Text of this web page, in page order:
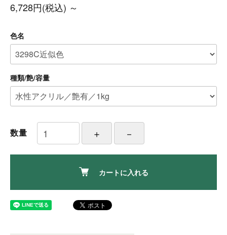
6,728円(税込) ～
色名
種類/艶/容量
数量
カートに入れる